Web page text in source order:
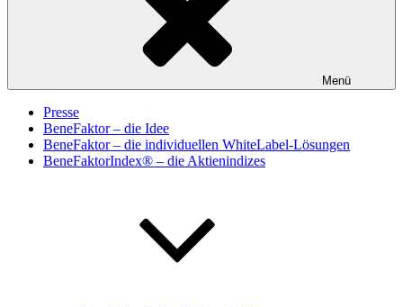
Menü
Presse
BeneFaktor – die Idee
BeneFaktor – die individuellen WhiteLabel-Lösungen
BeneFaktorIndex® – die Aktienindizes